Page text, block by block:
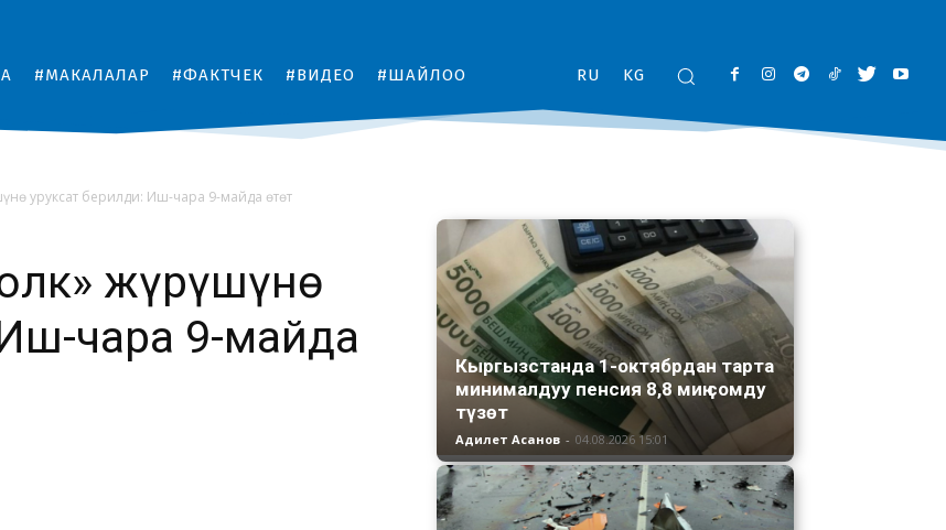
#МАКАЛАЛАР #ФАКТЧЕК #ВИДЕО #ШАЙЛОО RU KG
уруксат берилди: Иш-чара 9-майда өтөт
жүрүшүнө
чара 9-майда
Кыргызстанда 1-октябрдан тарта
минималдуу пенсия 8,8 миң сомду
түзөт
Адилет Асанов - 04.08.2026 15:01